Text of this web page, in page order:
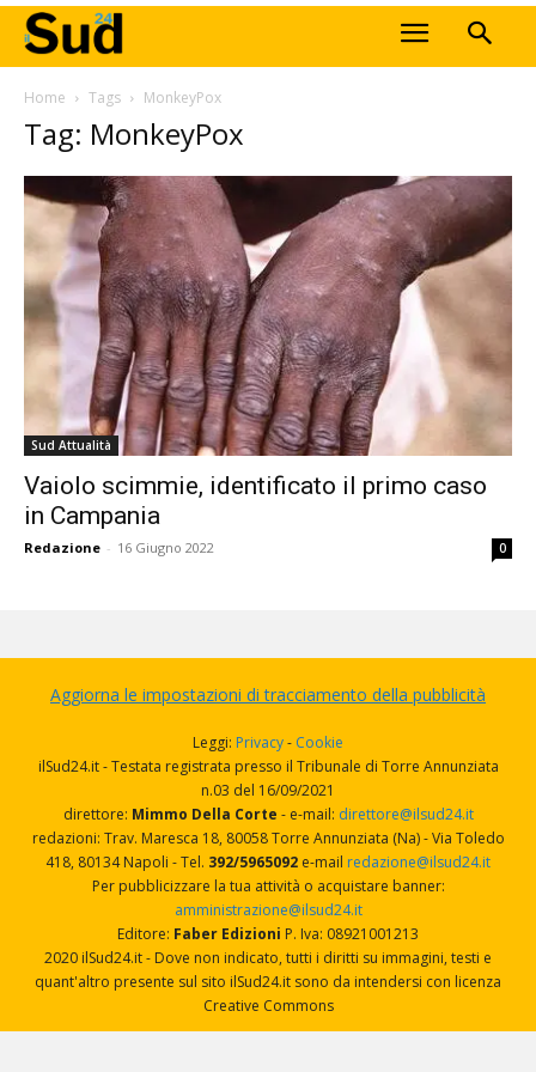
Home Tags MonkeyPox
Tag: MonkeyPox
Sud Attualità
Vaiolo scimmie, identificato il primo caso
in Campania
Redazione - 16 Giugno 2022 0
Aggiorna le impostazioni di tracciamento della pubblicità
Leggi: Privacy- Cookie
ilSud24.it - Testata registrata presso il Tribunale di Torre Annunziata
n.03 del 16/09/2021
direttore: Mimmo Della Corte - e-mail: direttore@ilsud24.it
redazioni: Trav. Maresca 18, 80058 Torre Annunziata (Na) - Via Toledo
418, 80134 Napoli - Tel. 392/5965092 e-mail redazione@ilsud24.it
Per pubblicizzare la tua attività o acquistare banner:
amministrazione@ilsud24.it
Editore: Faber Edizioni P. Iva: 08921001213
2020 ilSud24.it - Dove non indicato, tutti i diritti su immagini, testi e
quant'altro presente sul sito ilSud24.it sono da intendersi con licenza
Creative Commons